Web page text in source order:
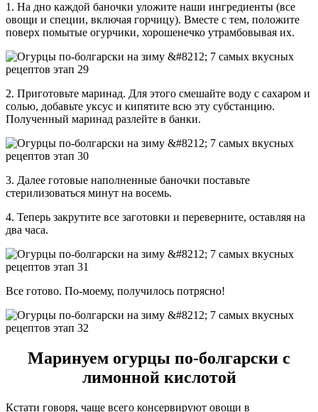
1. На дно каждой баночки уложите наши ингредиенты (все
овощи и специи, включая горчицу). Вместе с тем, положите
поверх помытые огурчики, хорошенечко утрамбовывая их.
2. Приготовьте маринад. Для этого смешайте воду с сахаром и
солью, добавьте уксус и кипятите всю эту субстанцию.
Полученный маринад разлейте в банки.
3. Далее готовые наполненные баночки поставьте
стерилизоваться минут на восемь.
4. Теперь закрутите все заготовки и переверните, оставляя на
два часа.
Все готово. По-моему, получилось потрясно!
Маринуем огурцы по-болгарски с
лимонной кислотой
Кстати говоря, чаще всего консервируют овощи в